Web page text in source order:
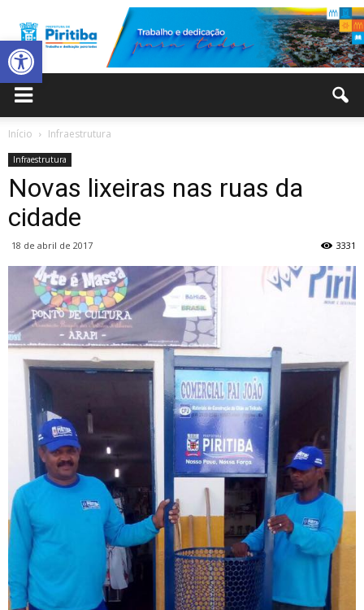
Abrir a barra de ferramentas
Piritiba
Início Infraestrutura
Infraestrutura
Novas lixeiras nas ruas da
cidade
18 de abril de 2017 3331